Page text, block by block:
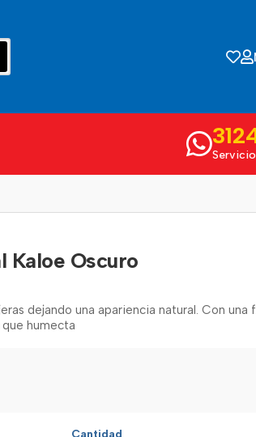
Kaloe Oscuro
dejando una apariencia natural. Con una
humecta
Cantidad